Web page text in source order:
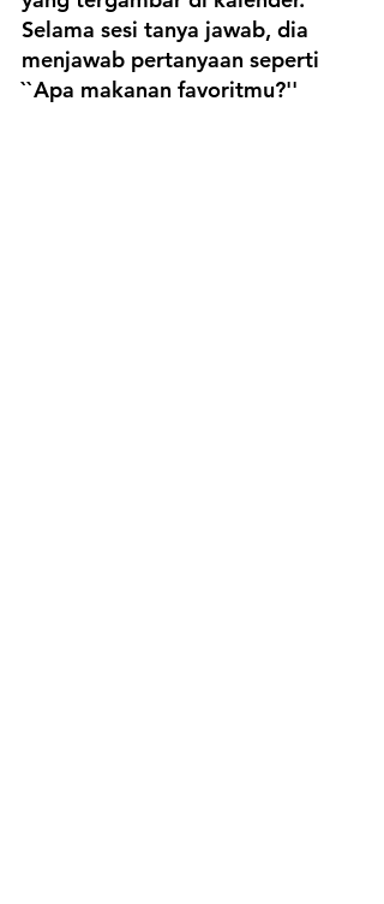
Selama sesi tanya jawab, dia
menjawab pertanyaan seperti
``Apa makanan favoritmu?''